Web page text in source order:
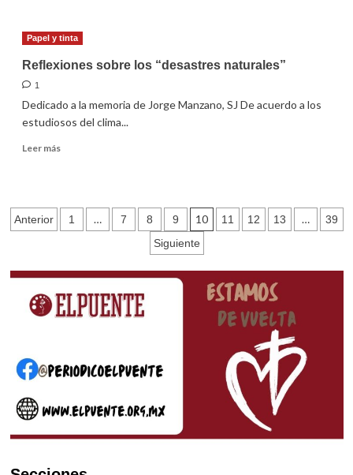
todo
en
el
gloria
Papel y tinta
Reflexiones sobre los “desastres naturales”
1
Dedicado a la memoria de Jorge Manzano, SJ De acuerdo a los
estudiosos del clima...
Leer másLeer
sobre
los
Paginación
entradas
Anterior 1 … 7 8 9 10 11 12 13 …
39
Siguiente